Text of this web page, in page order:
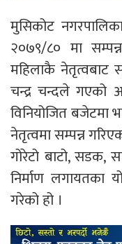
मुसिकोट
२०७९/८० मा
महिलाकै नेतृत्वबाट
चन्द्र चन्दले गएको
विनियोजित बजेटमा
नेतृत्वमा सम्पन्न
गोरेटो बाटो, सडक,
निर्माण लगायतका
गरेको हो ।